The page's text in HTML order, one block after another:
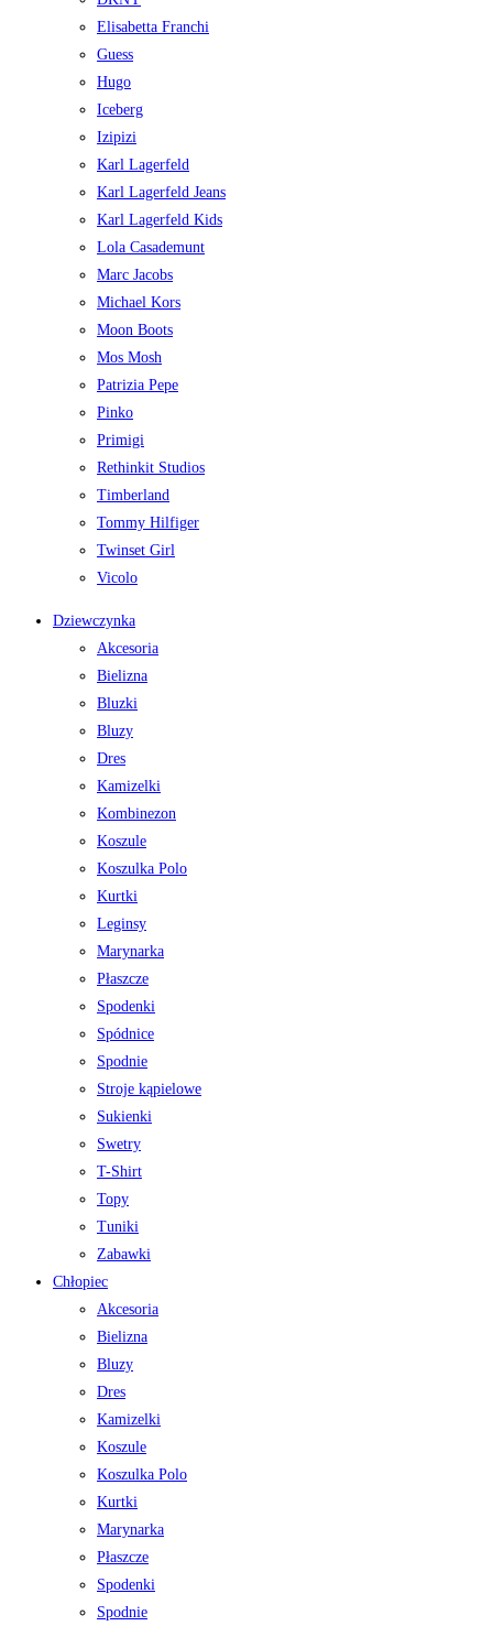
Elisabetta Franchi
Guess
Hugo
Iceberg
Izipizi
Karl Lagerfeld
Karl Lagerfeld Jeans
Karl Lagerfeld Kids
Lola Casademunt
Marc Jacobs
Michael Kors
Moon Boots
Mos Mosh
Patrizia Pepe
Pinko
Primigi
Rethinkit Studios
Timberland
Tommy Hilfiger
Twinset Girl
Vicolo
Dziewczynka
Akcesoria
Bielizna
Bluzki
Bluzy
Dres
Kamizelki
Kombinezon
Koszule
Koszulka Polo
Kurtki
Leginsy
Marynarka
Płaszcze
Spodenki
Spódnice
Spodnie
Stroje kąpielowe
Sukienki
Swetry
T-Shirt
Topy
Tuniki
Zabawki
Chłopiec
Akcesoria
Bielizna
Bluzy
Dres
Kamizelki
Koszule
Koszulka Polo
Kurtki
Marynarka
Płaszcze
Spodenki
Spodnie